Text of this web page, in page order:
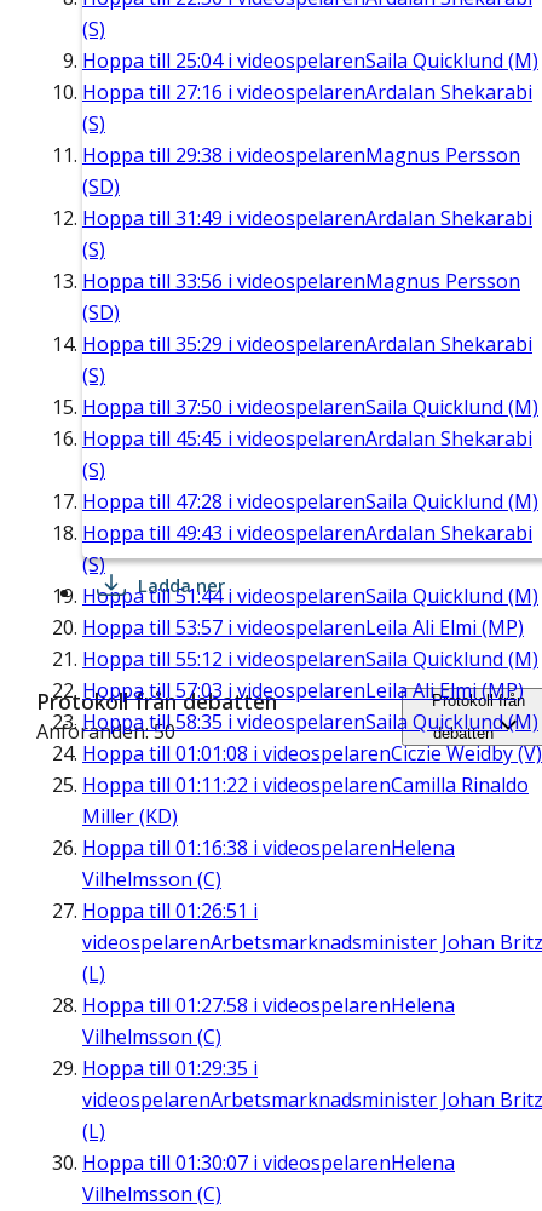
(S)
Hoppa till 25:04i videospelarenSaila Quicklund (M)
Hoppa till 27:16 i videospelarenArdalan Shekarabi
(S)
Hoppa till 29:38 i videospelarenMagnus Persson
(SD)
Hoppa till 31:49 i videospelarenArdalan Shekarabi
(S)
Hoppa till 33:56 i videospelarenMagnus Persson
(SD)
Hoppa till 35:29 i videospelarenArdalan Shekarabi
(S)
Hoppa till 37:50 i videospelarenSaila Quicklund (M)
Hoppa till 45:45 i videospelarenArdalan Shekarabi
(S)
Hoppa till 47:28 i videospelarenSaila Quicklund (M)
Hoppa till 49:43 i videospelarenArdalan Shekarabi
(S)
Hoppa till51:44i videospelarenSaila Quicklund (M)
Hoppa till 53:57 i videospelarenLeila Ali Elmi (MP)
Hoppa till 55:12 i videospelarenSaila Quicklund (M)
Hoppa till 57:03 i videospelarenLeila Ali Elmi (MP)
Hoppa till58:35 i videospelarenSaila Quicklund (M)
Hoppa till 01:01:08 i videospelarenCiczie Weidby (V)
Hoppa till 01:11:22 i videospelarenCamilla Rinaldo
Miller (KD)
Hoppa till 01:16:38 i videospelarenHelena
Vilhelmsson (C)
Hoppa till 01:26:51 i
videospelarenArbetsmarknadsminister Johan Britz
(L)
Hoppa till 01:27:58 i videospelarenHelena
Vilhelmsson (C)
Hoppa till 01:29:35 i
videospelarenArbetsmarknadsminister Johan Britz
(L)
Hoppa till 01:30:07 i videospelarenHelena
Vilhelmsson (C)
Ladda ner
Protokoll från debatten
Anföranden: 50
Protokoll från
debatten